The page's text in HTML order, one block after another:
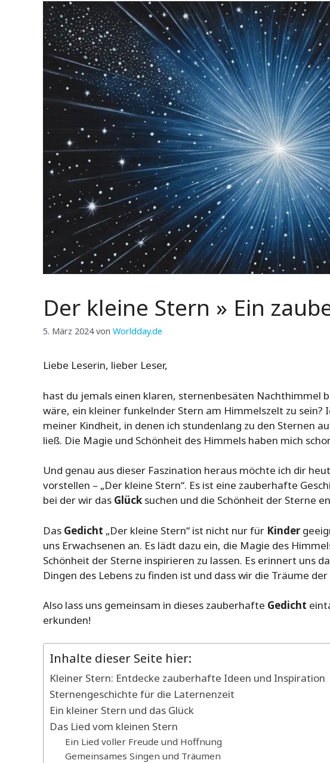
Der kleine Stern » Ein
5. März 2024 von Worldday.de
Liebe Leserin, lieber Leser,
hast du jemals einen klaren, sternenbesäten Nachthimmel
wäre, ein kleiner funkelnder Stern am Himmelszelt zu sein?
meiner Kindheit, in denen ich stundenlang zu den Sternen
ließ. Die Magie und Schönheit des Himmels haben mich
Und genau aus dieser Faszination heraus möchte ich dir
vorstellen – „Der kleine Stern“. Es ist eine zauberhafte
bei der wir das Glück suchen und die Schönheit der Sterne
Das Gedicht „Der kleine Stern“ ist nicht nur für Kinder
uns Erwachsenen an. Es lädt dazu ein, die Magie des
Schönheit der Sterne inspirieren zu lassen. Es erinnert uns
Dingen des Lebens zu finden ist und dass wir die Träume der
Also lass uns gemeinsam in dieses zauberhafte Gedicht
erkunden!
Inhalte dieser Seite hier:
Kleiner Stern: Entdecke zauberhafte Ideen und Inspiration
Sternengeschichte für die Laternenzeit
Ein kleiner Stern und das Glück
Das Lied vom kleinen Stern
Ein Lied voller Freude und Hoffnung
Gemeinsames Singen und Träumen